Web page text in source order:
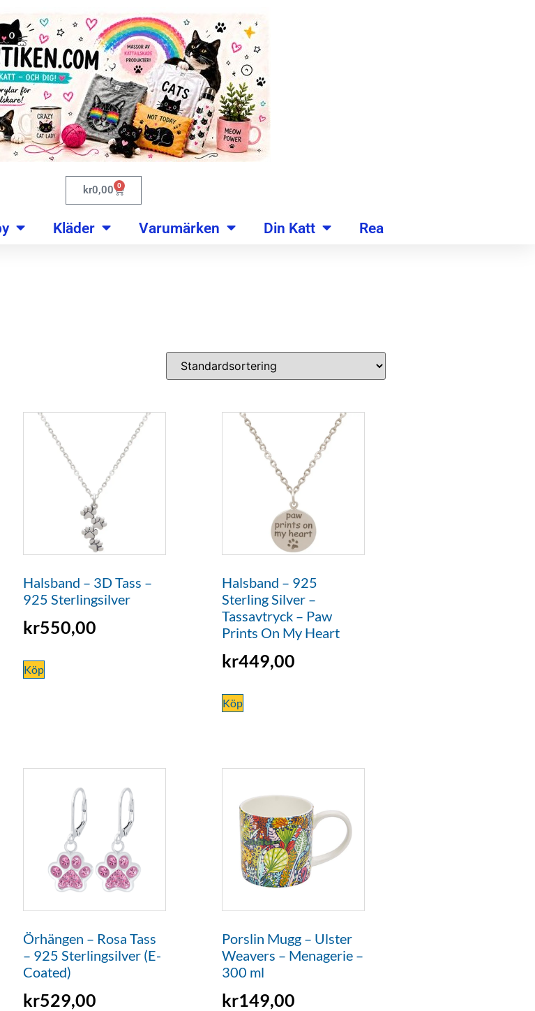
kr0,00 0
Kläder Varumärken Din Katt Rea
Halsband – 3D Tass –
925 Sterlingsilver
kr550,00
Köp
Halsband – 925
Sterling Silver –
Tassavtryck – Paw
Prints On My Heart
kr449,00
Köp
Örhängen – Rosa Tass
– 925 Sterlingsilver (E-
Coated)
kr529,00
Porslin Mugg – Ulster
Weavers – Menagerie –
300 ml
kr149,00